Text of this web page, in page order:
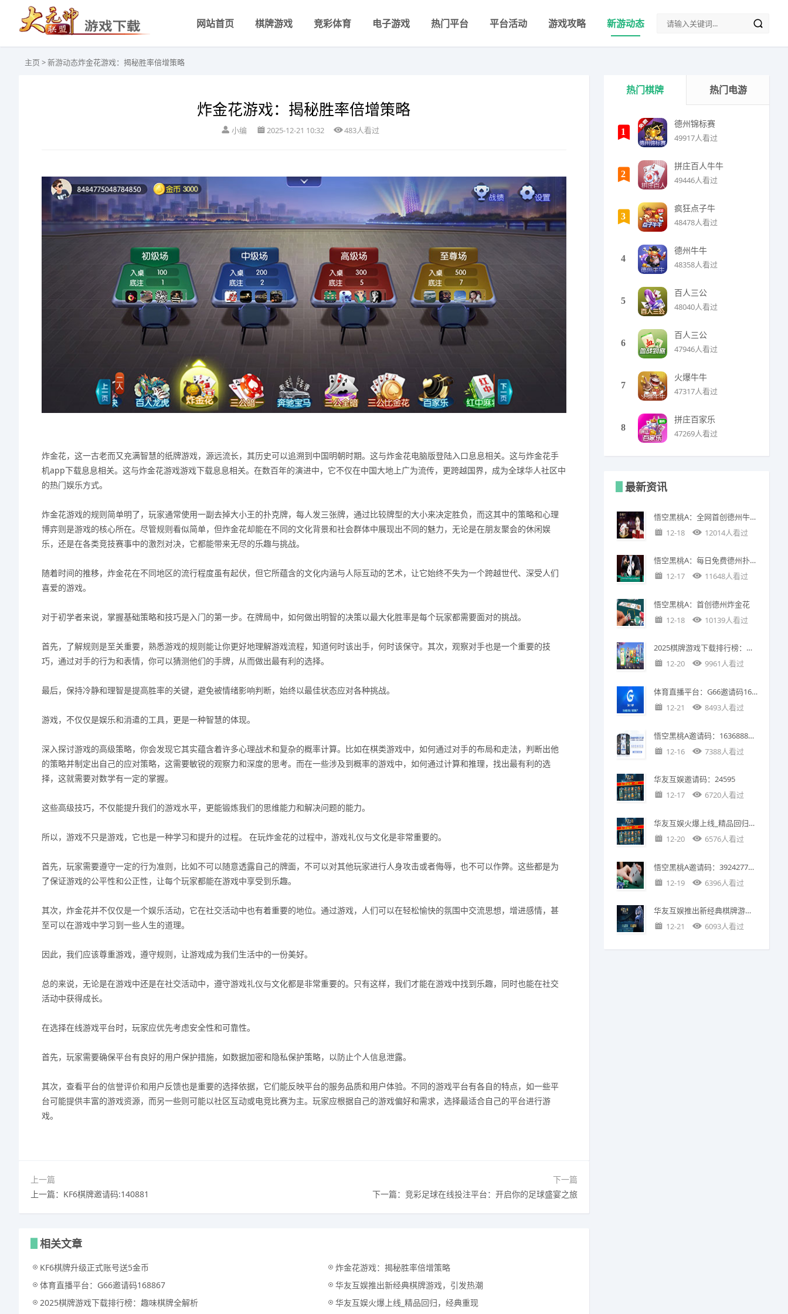
网站首页 棋牌游戏 竞彩体育 电子游戏 热门平台 平台活动 游戏攻略 新游动态
主页 >新游动态炸金花游戏：揭秘胜率倍增策略
炸金花游戏：揭秘胜率倍增策略
小编 2025-12-21 10:32 483人看过
炸金花，这一古老而又充满智慧的纸牌游戏，源远流长，其历史可以追溯到中国明朝时期。这与炸金花电脑版登陆入口息息相关。这与炸金花手
机app下载息息相关。这与炸金花游戏游戏下载息息相关。在数百年的演进中，它不仅在中国大地上广为流传，更跨越国界，成为全球华人社区中
的热门娱乐方式。
炸金花游戏的规则简单明了，玩家通常使用一副去掉大小王的扑克牌，每人发三张牌，通过比较牌型的大小来决定胜负，而这其中的策略和心理
博弈则是游戏的核心所在。尽管规则看似简单，但炸金花却能在不同的文化背景和社会群体中展现出不同的魅力，无论是在朋友聚会的休闲娱
乐，还是在各类竞技赛事中的激烈对决，它都能带来无尽的乐趣与挑战。
随着时间的推移，炸金花在不同地区的流行程度虽有起伏，但它所蕴含的文化内涵与人际互动的艺术，让它始终不失为一个跨越世代、深受人们
喜爱的游戏。
对于初学者来说，掌握基础策略和技巧是入门的第一步。在牌局中，如何做出明智的决策以最大化胜率是每个玩家都需要面对的挑战。
首先，了解规则是至关重要，熟悉游戏的规则能让你更好地理解游戏流程，知道何时该出手，何时该保守。其次，观察对手也是一个重要的技
巧，通过对手的行为和表情，你可以猜测他们的手牌，从而做出最有利的选择。
最后，保持冷静和理智是提高胜率的关键，避免被情绪影响判断，始终以最佳状态应对各种挑战。
游戏，不仅仅是娱乐和消遣的工具，更是一种智慧的体现。
深入探讨游戏的高级策略，你会发现它其实蕴含着许多心理战术和复杂的概率计算。比如在棋类游戏中，如何通过对手的布局和走法，判断出他
的策略并制定出自己的应对策略，这需要敏锐的观察力和深度的思考。而在一些涉及到概率的游戏中，如何通过计算和推理，找出最有利的选
择，这就需要对数学有一定的掌握。
这些高级技巧，不仅能提升我们的游戏水平，更能锻炼我们的思维能力和解决问题的能力。
所以，游戏不只是游戏，它也是一种学习和提升的过程。 在玩炸金花的过程中，游戏礼仪与文化是非常重要的。
首先，玩家需要遵守一定的行为准则，比如不可以随意透露自己的牌面，不可以对其他玩家进行人身攻击或者侮辱，也不可以作弊。这些都是为
了保证游戏的公平性和公正性，让每个玩家都能在游戏中享受到乐趣。
其次，炸金花并不仅仅是一个娱乐活动，它在社交活动中也有着重要的地位。通过游戏，人们可以在轻松愉快的氛围中交流思想，增进感情，甚
至可以在游戏中学习到一些人生的道理。
因此，我们应该尊重游戏，遵守规则，让游戏成为我们生活中的一份美好。
总的来说，无论是在游戏中还是在社交活动中，遵守游戏礼仪与文化都是非常重要的。只有这样，我们才能在游戏中找到乐趣，同时也能在社交
活动中获得成长。
在选择在线游戏平台时，玩家应优先考虑安全性和可靠性。
首先，玩家需要确保平台有良好的用户保护措施，如数据加密和隐私保护策略，以防止个人信息泄露。
其次，查看平台的信誉评价和用户反馈也是重要的选择依据，它们能反映平台的服务品质和用户体验。不同的游戏平台有各自的特点，如一些平
台可能提供丰富的游戏资源，而另一些则可能以社区互动或电竞比赛为主。玩家应根据自己的游戏偏好和需求，选择最适合自己的平台进行游
戏。
上一篇
上一篇：KF6棋牌邀请码:140881
下一篇
下一篇：竞彩足球在线投注平台：开启你的足球盛宴之旅
相关文章
KF6棋牌升级正式账号送5金币
炸金花游戏：揭秘胜率倍增策略
体育直播平台：G66邀请码168867
华友互娱推出新经典棋牌游戏，引发热潮
2025棋牌游戏下载排行榜：趣味棋牌全解析
华友互娱火爆上线_精品回归，经典重现
热门棋牌 热门电游
1
德州锦标赛
49917人看过
2
拼庄百人牛牛
49446人看过
3
疯狂点子牛
48478人看过
4
德州牛牛
48358人看过
5
百人三公
48040人看过
6
百人三公
47946人看过
7
火爆牛牛
47317人看过
8
拼庄百家乐
47269人看过
最新资讯
悟空黑桃A：全网首创德州牛牛全新玩法
12-18
12014人看过
悟空黑桃A：每日免费德州扑克锦标赛——开启扑克爱好者的欢乐之旅
12-17
11648人看过
悟空黑桃A：首创德州炸金花
12-18
10139人看过
2025棋牌游戏下载排行榜：趣味棋牌全解析
12-20
9961人看过
体育直播平台：G66邀请码168867
12-21
8493人看过
悟空黑桃A邀请码：16368888，开启德州扑克竞技新征程
12-16
7388人看过
华友互娱邀请码：24595
12-17
6720人看过
华友互娱火爆上线_精品回归，经典重现
12-20
6576人看过
悟空黑桃A邀请码：39242776，畅享德州扑克竞技盛宴
12-19
6396人看过
华友互娱推出新经典棋牌游戏，引发热潮
12-21
6093人看过